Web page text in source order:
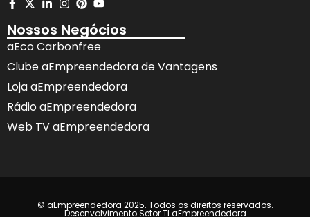
Nossos Negócios
aEco Carbonfree
Clube aEmpreendedora de Vantagens
Loja aEmpreendedora
Rádio aEmpreendedora
Web TV aEmpreendedora
© aEmpreendedora 2025. Todos os direitos reservados.
Desenvolvimento Setor TI aEmpreendedora